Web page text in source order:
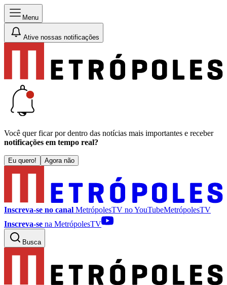
Menu
Ative nossas notificações
Você quer ficar por dentro das notícias mais importantes e receber
notificações em tempo real?
Eu quero! Agora não
Inscreva-se no canal MetrópolesTV noYouTubeMetrópolesTV
Inscreva-se na MetrópolesTV
Busca